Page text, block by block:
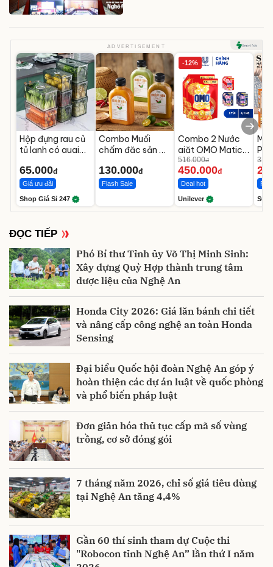
ADVERTISEMENT
Hộp đựng rau củ
tủ lạnh có quai
bảo quản thực
phẩm
65.000đ
Giá ưu đãi
Shop Giá Sỉ 247
Combo Muối
chấm đặc sản 3
130.000đ
Flash Sale
-12%
Combo 2 Nước
giặt OMO Matic
Hương Nước Hoa
Comfort 4.1KG
516.000đ
450.000đ
Deal hot
Unilever
ĐỌC TIẾP
Phó Bí thư Tỉnh ủy Võ Thị Minh Sinh:
Xây dựng Quỳ Hợp thành trung tâm
dược liệu của Nghệ An
Honda City 2026: Giá lăn bánh chi tiết
và nâng cấp công nghệ an toàn Honda
Sensing
Đại biểu Quốc hội đoàn Nghệ An góp ý
hoàn thiện các dự án luật về quốc phòng
và phổ biến pháp luật
Đơn giản hóa thủ tục cấp mã số vùng
trồng, cơ sở đóng gói
7 tháng năm 2026, chỉ số giá tiêu dùng
tại Nghệ An tăng 4,4%
Gần 60 thí sinh tham dự Cuộc thi
"Robocon tỉnh Nghệ An” lần thứ I năm